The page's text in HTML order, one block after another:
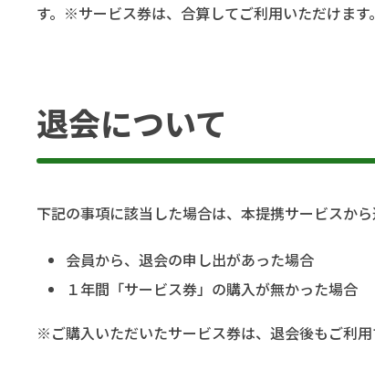
す。※サービス券は、合算してご利用いただけます。
退会について
下記の事項に該当した場合は、本提携サービスか
会員から、退会の申し出があった場合
１年間「サービス券」の購入が無かった場合
※ご購入いただいたサービス券は、退会後もご利